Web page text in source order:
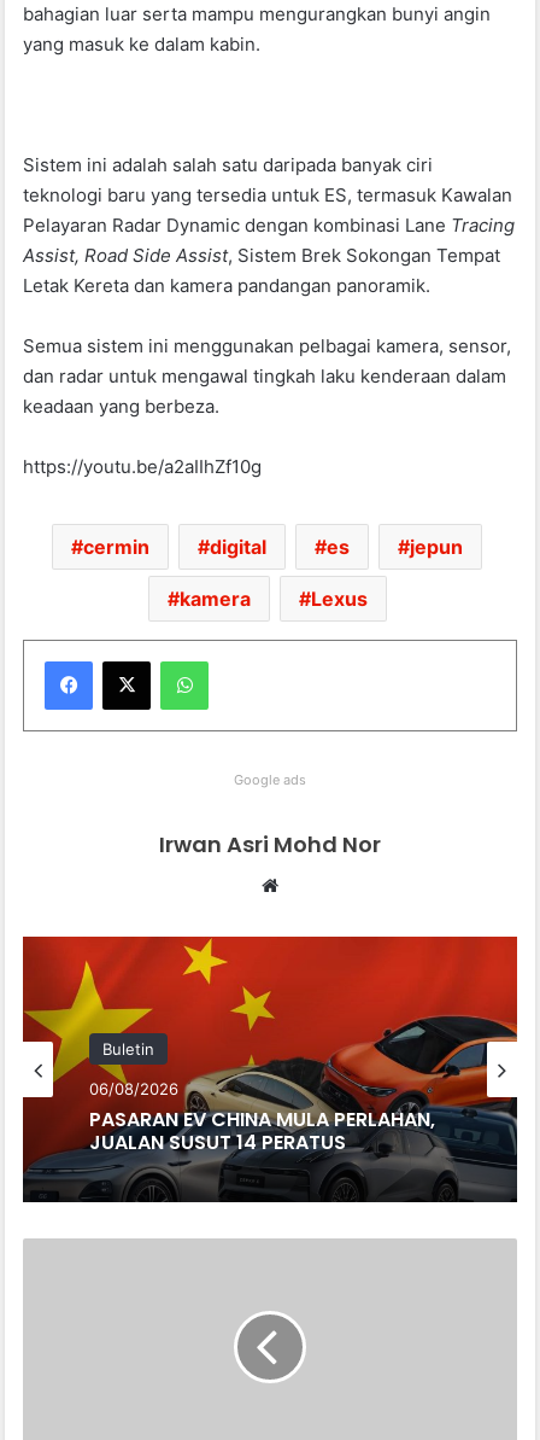
bahagian luar serta mampu mengurangkan bunyi angin
yang masuk ke dalam kabin.
Sistem ini adalah salah satu daripada banyak ciri
teknologi baru yang tersedia untuk ES, termasuk Kawalan
Pelayaran Radar Dynamic dengan kombinasi Lane Tracing
Assist, Road Side Assist, Sistem Brek Sokongan Tempat
Letak Kereta dan kamera pandangan panoramik.
Semua sistem ini menggunakan pelbagai kamera, sensor,
dan radar untuk mengawal tingkah laku kenderaan dalam
keadaan yang berbeza.
https://youtu.be/a2aIIhZf10g
cermin digital es jepun
kamera Lexus
Google ads
Irwan Asri Mohd Nor
te
Buletin
06/08/2026
PASARAN EV CHINA MULA PERLAHAN,
JUALAN SUSUT 14 PERATUS